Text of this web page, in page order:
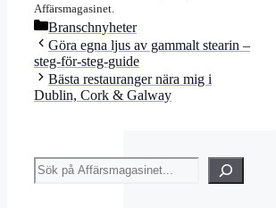
Affärsmagasinet.
Kategorier
Branschnyheter
Göra egna ljus av gammalt stearin –
steg-för-steg-guide
Bästa restauranger nära mig i
Dublin, Cork & Galway
Sök